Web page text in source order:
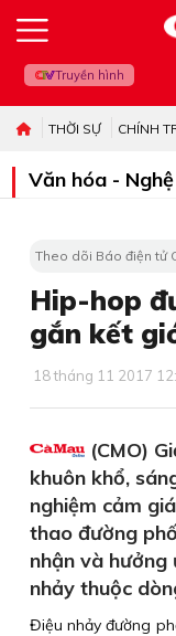
Truyền hình
THỜI SỰ CHÍNH
Văn hóa -
Theo dõi Báo điện tử
Hip-hop
gắn kết
18 tháng 11 2017
(CMO)
khuôn khổ,
nghiệm cảm
thao đường
nhận và hưởng
nhảy thuộc
Điệu nhảy đường